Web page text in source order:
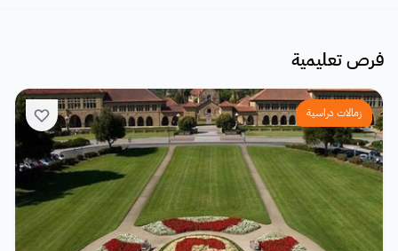
فرص تعليمية
زمالات دراسية